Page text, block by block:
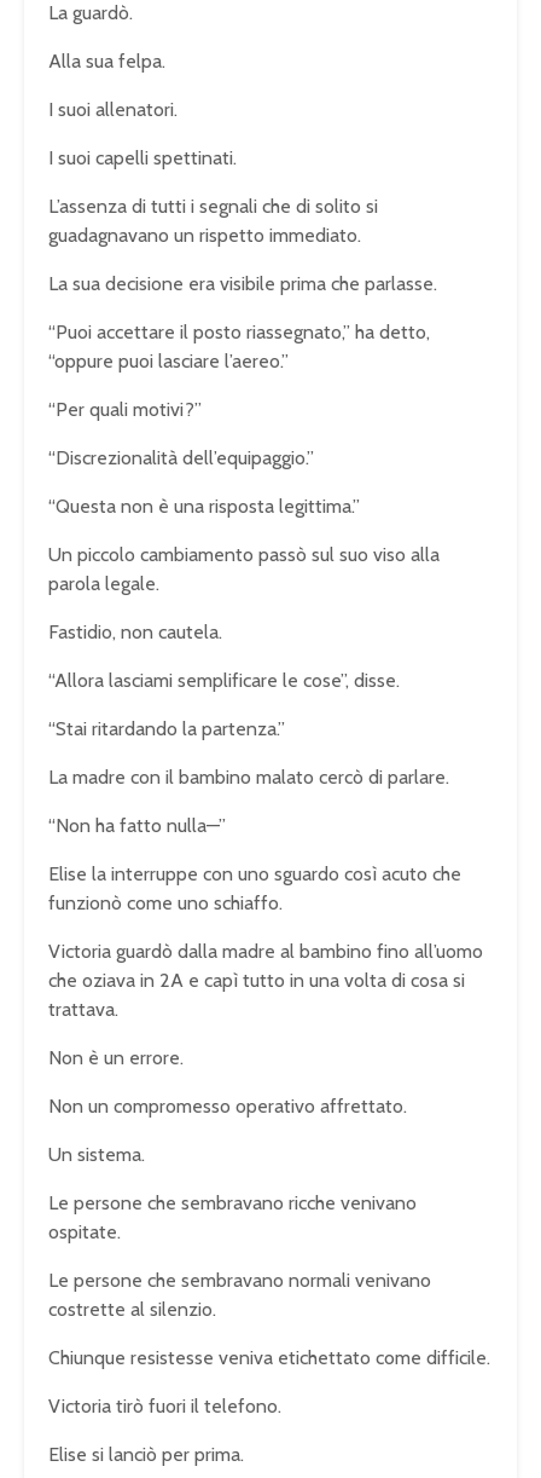
La guardò.
Alla sua felpa.
I suoi allenatori.
I suoi capelli spettinati.
L’assenza di tutti i segnali che di solito si
guadagnavano un rispetto immediato.
La sua decisione era visibile prima che parlasse.
“Puoi accettare il posto riassegnato,” ha detto,
“oppure puoi lasciare l’aereo.”
“Per quali motivi?”
“Discrezionalità dell’equipaggio.”
“Questa non è una risposta legittima.”
Un piccolo cambiamento passò sul suo viso alla
parola legale.
Fastidio, non cautela.
“Allora lasciami semplificare le cose”, disse.
“Stai ritardando la partenza.”
La madre con il bambino malato cercò di parlare.
“Non ha fatto nulla—”
Elise la interruppe con uno sguardo così acuto che
funzionò come uno schiaffo.
Victoria guardò dalla madre al bambino fino all’uomo
che oziava in 2A e capì tutto in una volta di cosa si
trattava.
Non è un errore.
Non un compromesso operativo affrettato.
Un sistema.
Le persone che sembravano ricche venivano
ospitate.
Le persone che sembravano normali venivano
costrette al silenzio.
Chiunque resistesse veniva etichettato come difficile.
Victoria tirò fuori il telefono.
Elise si lanciò per prima.